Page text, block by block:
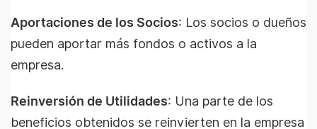
Aportaciones de los Socios: Los socios o dueños
pueden aportar más fondos o activos a la
empresa.
Reinversión de Utilidades: Una parte de los
beneficios obtenidos se reinvierten en la empresa